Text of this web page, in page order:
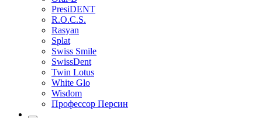
PresiDENT
R.O.C.S.
Rasyan
Splat
Swiss Smile
SwissDent
Twin Lotus
White Glo
Wisdom
Профессор Персин